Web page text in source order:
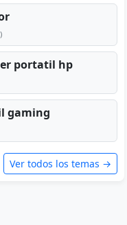
portatil hp
gaming
Ver todos los temas →